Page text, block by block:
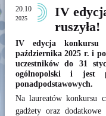
20.10
2025
IV
ruszyła!
IV edycja konkursu
października 2025 r. i
uczestników do 31
ogólnopolski i jest
ponadpodstawowych.
Na laureatów konkursu
gadżety oraz